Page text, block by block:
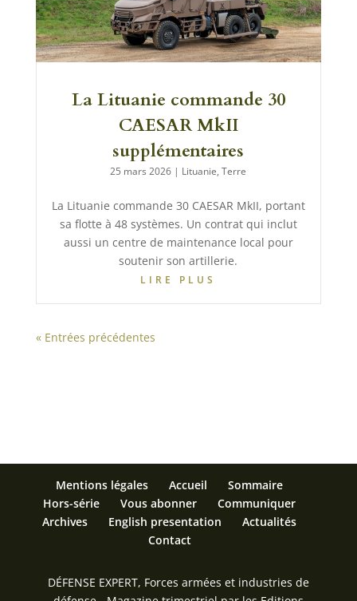
La Lituanie commande 30
CAESAR MkII
supplémentaires
25 mars 2026 | Lituanie,Terre
La Lituanie commande 30 CAESAR MkII, portant
sa flotte à 48 systèmes. Un contrat qui inclut
aussi un centre de maintenance local pour
soutenir son artillerie.
LIRE PLUS
« Entrées précédentes
Mentions légales Accueil
Sommaire
Hors-série
Vous abonner
Communiquer
Archives
English presentation
Actualités
Contact
DÉFENSE EXPERT, Forces armées et industries de